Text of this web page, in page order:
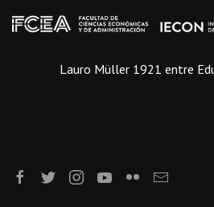
Lauro Müller 1921 entre